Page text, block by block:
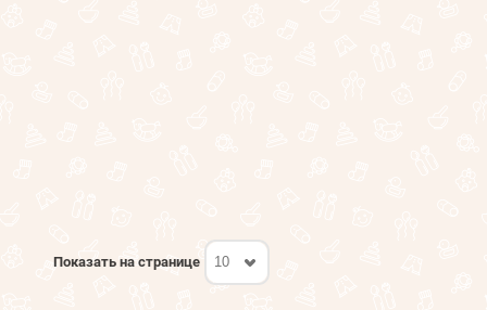
Показать на странице 10